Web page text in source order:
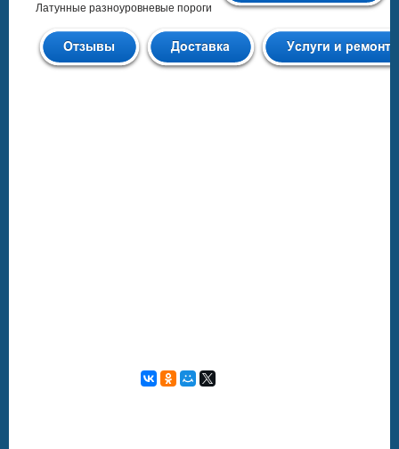
Латунные разноуровневые пороги